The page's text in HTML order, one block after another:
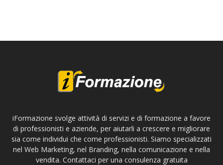
iFormazione svolge attività di servizi e di formazione a favore
di professionisti e aziende, per aiutarli a crescere e migliorare
sia come individui che come professionisti. Siamo specializzati
nel Web Marketing, nel Branding, nella comunicazione e nella
vendita. Contattaci per una consulenza gratuita